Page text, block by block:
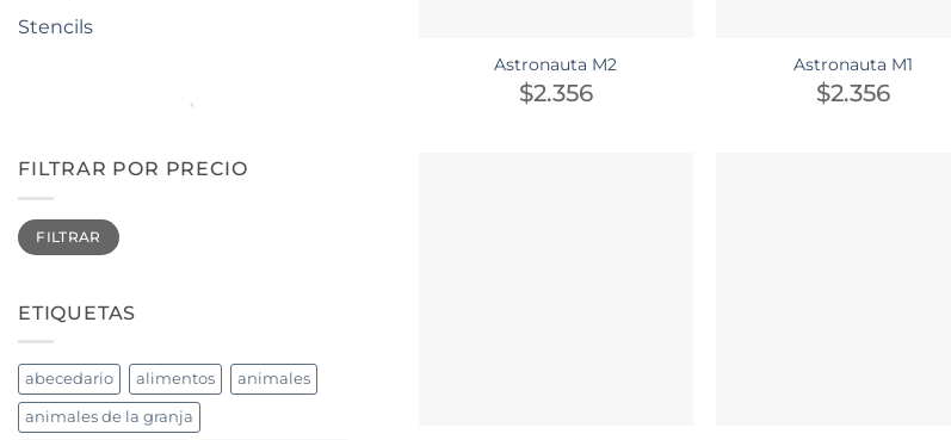
Stencils
FILTRAR POR PRECIO
Precio
mínimo
Precio
máximo
FILTRAR
ETIQUETAS
abecedario alimentos animales
animales de la granja
Astronauta M2
$2.356
Astronauta M1
$2.356